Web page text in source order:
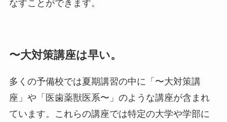
なすことができます。
〜大対策講座は早い。
多くの予備校では夏期講習の中に「〜大対策講
座」や「医歯薬獣医系〜」のような講座が含まれ
ています。これらの講座では特定の大学や学部に